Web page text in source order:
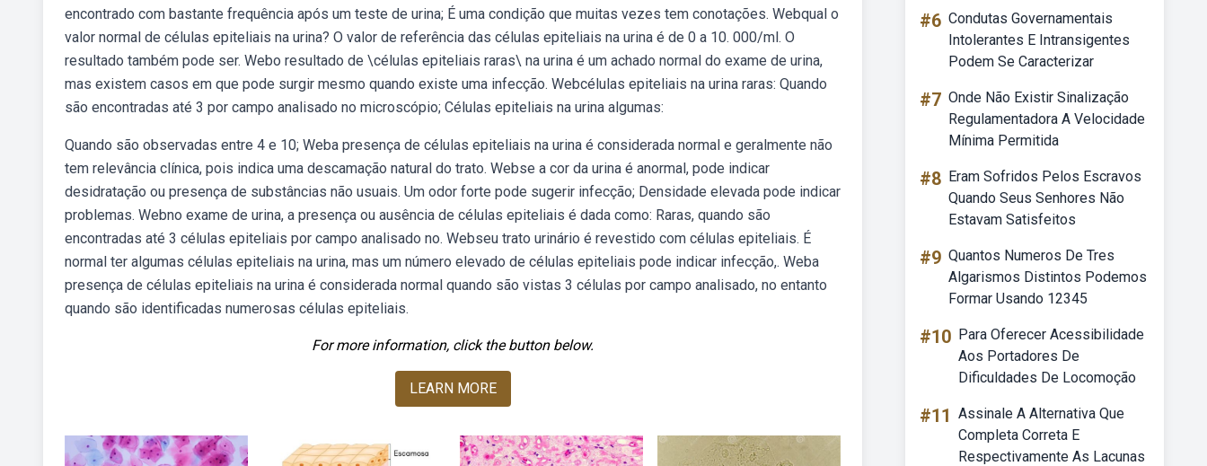
encontrado com bastante frequência após um teste de urina; É uma condição que muitas vezes tem conotações. Webqual o
valor normal de células epiteliais na urina? O valor de referência das células epiteliais na urina é de 0 a 10. 000/ml. O
resultado também pode ser. Webo resultado de \células epiteliais raras\ na urina é um achado normal do exame de urina,
mas existem casos em que pode surgir mesmo quando existe uma infecção. Webcélulas epiteliais na urina raras: Quando
são encontradas até 3 por campo analisado no microscópio; Células epiteliais na urina algumas:
Quando são observadas entre 4 e 10; Weba presença de células epiteliais na urina é considerada normal e geralmente não
tem relevância clínica, pois indica uma descamação natural do trato. Webse a cor da urina é anormal, pode indicar
desidratação ou presença de substâncias não usuais. Um odor forte pode sugerir infecção; Densidade elevada pode indicar
problemas. Webno exame de urina, a presença ou ausência de células epiteliais é dada como: Raras, quando são
encontradas até 3 células epiteliais por campo analisado no. Webseu trato urinário é revestido com células epiteliais. É
normal ter algumas células epiteliais na urina, mas um número elevado de células epiteliais pode indicar infecção,. Weba
presença de células epiteliais na urina é considerada normal quando são vistas 3 células por campo analisado, no entanto
quando são identificadas numerosas células epiteliais.
For more information, click the button below.
LEARN MORE
#6 Condutas Governamentais
Intolerantes E Intransigentes
Podem Se Caracterizar
#7 Onde Não Existir Sinalização
Regulamentadora A Velocidade
Mínima Permitida
#8 Eram Sofridos Pelos Escravos
Quando Seus Senhores Não
Estavam Satisfeitos
#9 Quantos Numeros De Tres
Algarismos Distintos Podemos
Formar Usando 12345
#10 Para Oferecer Acessibilidade
Aos Portadores De
Dificuldades De Locomoção
#11 Assinale A Alternativa Que
Completa Correta E
Respectivamente As Lacunas